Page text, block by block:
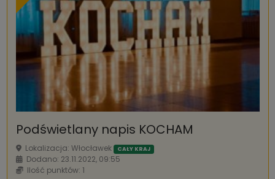
Podświetlany napis KOCHAM
Lokalizacja: Włocławek CAŁY KRAJ
Dodano: 23.11.2022, 09:55
Ilość punktów: 1